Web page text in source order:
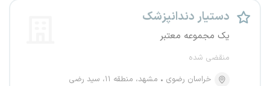
دستیار دندانپزشک
یک مجموعه معتبر
منقضی شده
خراسان رضوی
مشهد، منطقه ۱۱، سید رضی